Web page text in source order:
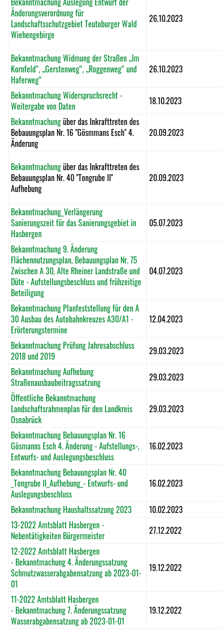
Änderungsverordnung für
Landschaftsschutzgebiet Teutoburger Wald
Wiehengebirge
26.10.2023
Bekanntmachung Widmung der Straßen „Im
Kornfeld“, „Gerstenweg“, „Roggenweg“ und
Haferweg“
26.10.2023
Bekanntmachung Widerspruchsrecht -
Weitergabe von Daten
18.10.2023
Bekanntmachungüber das Inkrafttreten des
Bebauungsplan Nr. 16 "Gösmmans Esch" 4.
Änderung
20.09.2023
Bekanntmachungüber das Inkrafttreten des
Bebauungsplan Nr. 40 "Tongrube II"
Aufhebung
20.09.2023
Bekanntmachung_Verlängerung
Sanierungszeit für das Sanierungsgebiet in
Hasbergen
05.07.2023
Bekanntmachung 9. Änderung
Flächennutzungsplan, Bebauungsplan Nr. 75
Zwischen A 30, Alte Rheiner Landstraße und
Düte - Aufstellungsbeschluss und frühzeitige
Beteiligung
04.07.2023
Bekanntmachung Planfeststellung für den A
30 Ausbau des Autobahnkreuzes A30/A1 -
Erörterungstermine
12.04.2023
Bekanntmachung Prüfung Jahresabschluss
2018 und 2019
29.03.2023
Bekanntmachung Aufhebung
Straßenausbaubeitragssatzung
29.03.2023
Öffentliche Bekanntmachung
Landschaftsrahmenplan für den Landkreis
Osnabrück
29.03.2023
Bekanntmachung Bebauungsplan Nr. 16
Gösmanns Esch 4. Änderung - Aufstellungs-,
Entwurfs- und Auslegungsbeschluss
16.02.2023
Bekanntmachung Bebauungsplan Nr. 40
_Tongrube II_Aufhebung_- Entwurfs- und
Auslegungsbeschluss
16.02.2023
Bekanntmachung Haushaltssatzung 2023
10.02.2023
13-2022 Amtsblatt Hasbergen -
Nebentätigkeiten Bürgermeister
27.12.2022
12-2022 Amtsblatt Hasbergen
- Bekanntmachung 4. Änderungssatzung
Schmutzwasserabgabensatzung ab 2023-01-
01
19.12.2022
11-2022 Amtsblatt Hasbergen
- Bekanntmachung 7. Änderungssatzung
Wasserabgabensatzung ab 2023-01-01
19.12.2022